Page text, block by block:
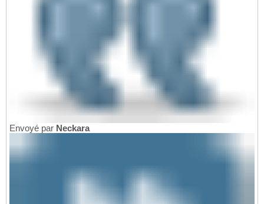
Envoyé par Neckara